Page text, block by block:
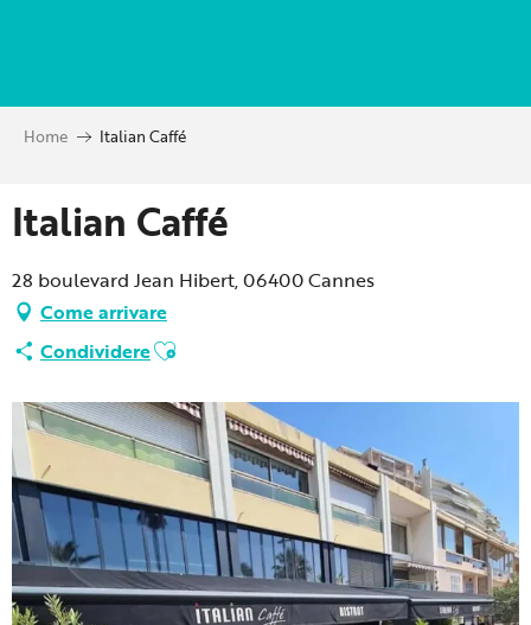
principal
Home Italian Caffé
Italian Caffé
28 boulevard Jean Hibert, 06400 Cannes
Come arrivare
CondividereAjouter aux favoris